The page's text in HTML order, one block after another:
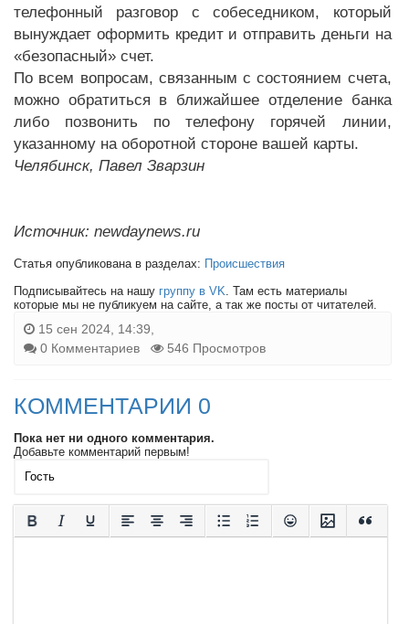
телефонный разговор с собеседником, который
вынуждает оформить кредит и отправить деньги на
«безопасный» счет.
По всем вопросам, связанным с состоянием счета,
можно обратиться в ближайшее отделение банка
либо позвонить по телефону горячей линии,
указанному на оборотной стороне вашей карты.
Челябинск, Павел Зварзин
Источник: newdaynews.ru
Статья опубликована в разделах: Происшествия
Подписывайтесь на нашу группу в VK . Там есть материалы
которые мы не публикуем на сайте, а так же посты от читателей.
15 сен 2024, 14:39,
0 Комментариев
546 Просмотров
КОММЕНТАРИИ 0
Пока нет ни одного комментария.
Добавьте комментарий первым!